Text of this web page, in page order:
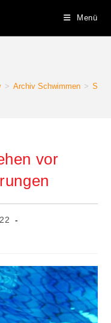
Menü
> Archiv Schwimmen >
vor